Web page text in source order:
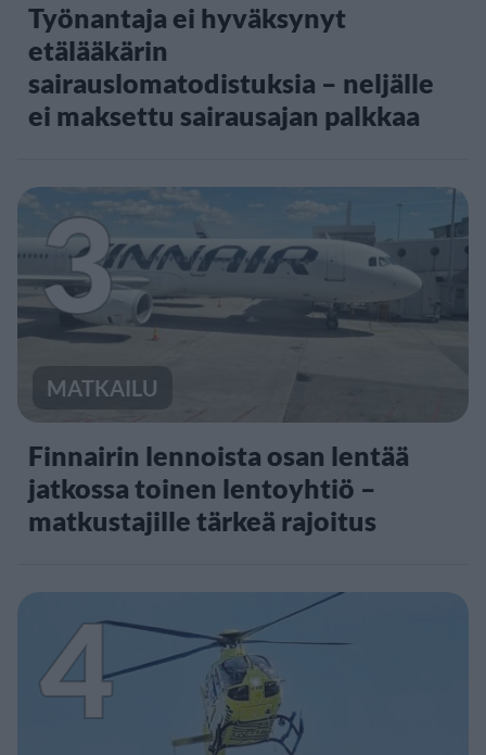
Työnantaja ei hyväksynyt
etälääkärin
sairauslomatodistuksia – neljälle
ei maksettu sairausajan palkkaa
3
MATKAILU
Finnairin lennoista osan lentää
jatkossa toinen lentoyhtiö –
matkustajille tärkeä rajoitus
4